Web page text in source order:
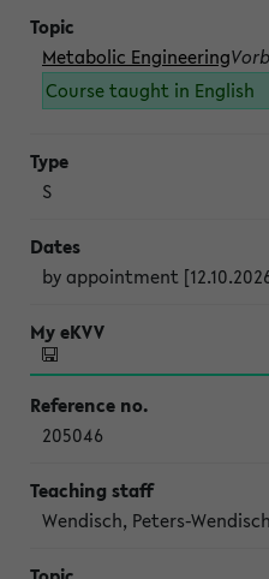
Metabolic Engineering
Course taught in English
S
by appointment
205046
Wendisch, Peters-Wendisch